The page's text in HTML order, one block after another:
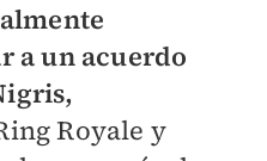
a un acuerdo
Royale y